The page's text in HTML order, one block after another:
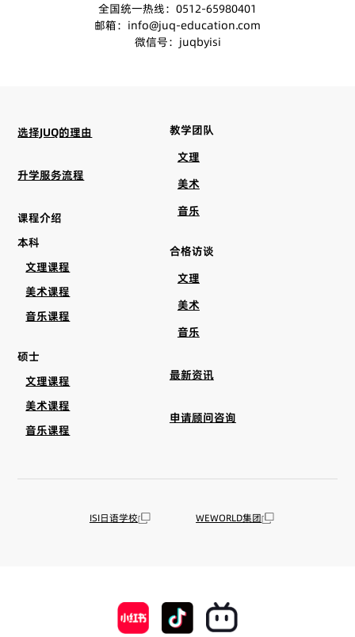
全国统一热线：0512-65980401
邮箱：info@juq-education.com
微信号：juqbyisi
选择JUQ的理由
升学服务流程
课程介绍
本科
文理课程
美术课程
音乐课程
硕士
文理课程
美术课程
音乐课程
教学团队
文理
美术
音乐
合格访谈
文理
美术
音乐
最新资讯
申请顾问咨询
ISI日语学校 WEWORLD集团